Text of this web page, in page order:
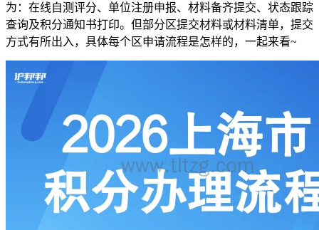
为：在线自测评分、单位注册申报、材料备齐提交、状态跟踪
查询及积分通知书打印。但部分区提交材料或材料清单，提交
方式有所出入，具体每个区申请流程是怎样的，一起来看~